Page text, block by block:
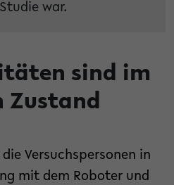
war.
sind im
Zustand
Versuchspersonen in
mit dem Roboter und